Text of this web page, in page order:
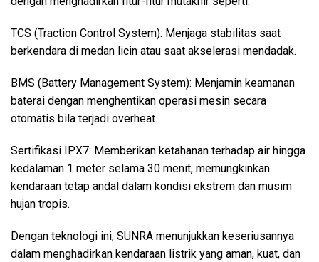
TCS (Traction Control System): Menjaga stabilitas saat
berkendara di medan licin atau saat akselerasi mendadak.
BMS (Battery Management System): Menjamin keamanan
baterai dengan menghentikan operasi mesin secara
otomatis bila terjadi overheat.
Sertifikasi IPX7: Memberikan ketahanan terhadap air hingga
kedalaman 1 meter selama 30 menit, memungkinkan
kendaraan tetap andal dalam kondisi ekstrem dan musim
hujan tropis.
Dengan teknologi ini, SUNRA menunjukkan keseriusannya
dalam menghadirkan kendaraan listrik yang aman, kuat, dan